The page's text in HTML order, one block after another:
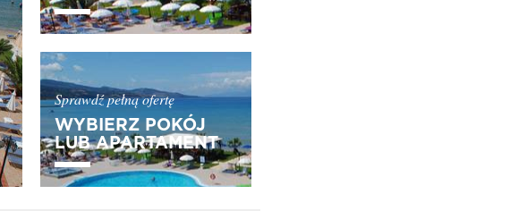
Sprawdź pełną ofertę
WYBIERZ POKÓJ
LUB APARTAMENT